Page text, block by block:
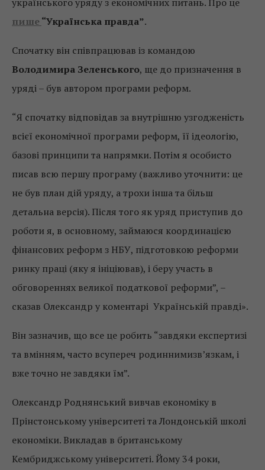
пише “Українська правда”.
Спочатку він співпрацював із командою
Володимира Зеленського, ще до призначення в
уряді – був автором програми реформ.
“Я спочатку відповідав за внутрішню узгодженість
всієї економічної програми реформ, її ідеологію,
базові принципи та напрямки. Потім я особисто
писав всю першу програму (важливо уточнити: це
не був план дій уряду, а трохи інша та більш
детальна версія). Після того як уряд приступив до
роботи я, в основному, займаюся координацією
фінансових реформ з НБУ, підготовкою реформи
ринку праці (яку я ініціював), і беру участь в
обговореннях великої податкової реформи”, –
сказав Олександр у коментарі Українській правді».
Він зазначив, що все це робить “завдяки експертизі
та вмінням, часто всупереч родиннимизв’язкам, і
вже точно не завдяки їм”.
Олександр Роднянський вивчав економіку в
Прінстонському університеті та Лондонській школі
економіки. Викладав в британському
Кембриджському університеті. Йому 34 роки,